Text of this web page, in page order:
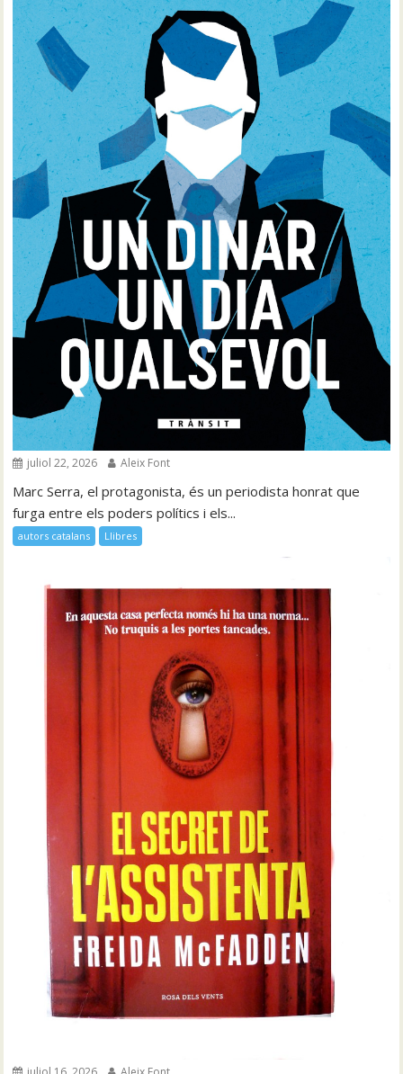
juliol 22, 2026 Aleix Font
Marc Serra, el protagonista, és un periodista honrat que
furga entre els poders polítics i els...
autors catalans Llibres